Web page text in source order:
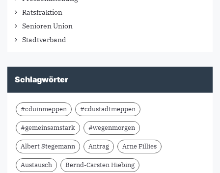
Ratsfraktion
Senioren Union
Stadtverband
Schlagwörter
#cduinmeppen #cdustadtmeppen
#gemeinsamstark #wegenmorgen
Albert Stegemann Antrag Arne Fillies
Austausch Bernd-Carsten Hiebing